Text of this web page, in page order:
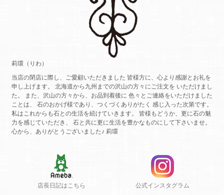
莉環（りわ）
当店の閉店に際し、ご愛顧いただきました 皆様方に、心より感謝とお礼を
申し上げます。 北海道から九州までの沢山の方々にご注文を いただけまし
た。 また、沢山の方々から、お品到着後に 色々とご連絡をいただけました
ことは、 石のおかげ様であり、つくづくありがたく 感じ入った次第です。
私はこれからも石との生活を続けていきます。 皆様もどうか、更に石の魅
力を感じていただき、 石と共に更に生活を豊かなものにして下さいませ。
心から、ありがとうございました♪ 莉環
店長日記はこちら 公式インスタグラム